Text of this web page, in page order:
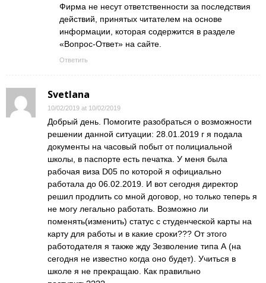
Фирма не несут ответственности за последствия
действий, принятых читателем на основе
информации, которая содержится в разделе
«Вопрос-Ответ» на сайте.
Ответить
Svetlana
10/02/2019 at 10/02/2019
Добрый день. Помогите разобраться о возможности
решении данной ситуации: 28.01.2019 г я подала
документы на часовый побыт от полициальной
школы, в паспорте есть печатка. У меня была
рабочая виза D05 по которой я официально
работала до 06.02.2019. И вот сегодня директор
решил продлить со мной договор, но только теперь я
не могу легально работать. Возможно ли
поменять(изменить) статус с студенческой карты на
карту для работы и в какие сроки??? От этого
работодателя я также жду Зезволение типа А (на
сегодня не известно когда оно будет). Учиться в
школе я не прекращаю. Как правильно